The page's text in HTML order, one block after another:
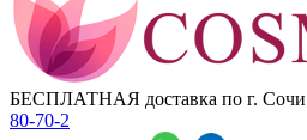
БЕСПЛАТНАЯ доставка по г. Сочи
80-70-2